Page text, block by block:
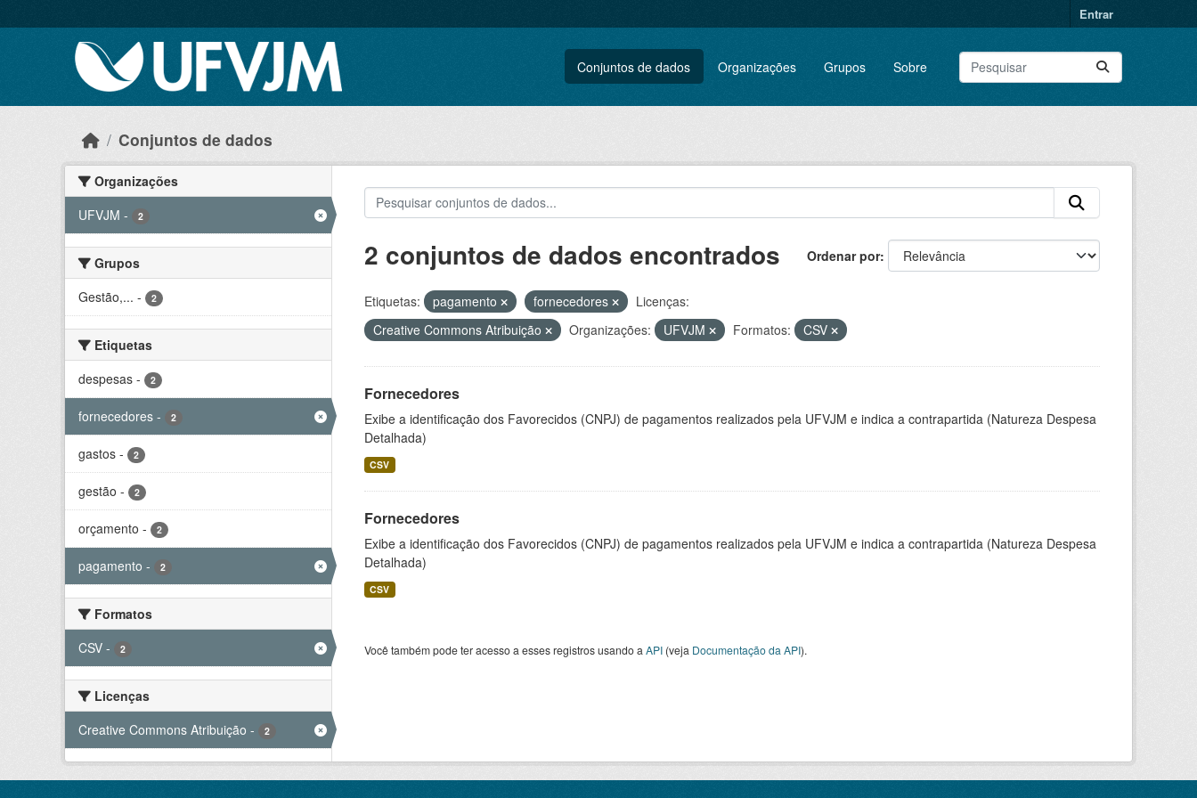
Entrar
Conjuntos de dados Organizações Grupos Sobre
Conjuntos de dados
Organizações
UFVJM - 2
Grupos
Gestão,... - 2
Etiquetas
despesas - 2
fornecedores - 2
gastos - 2
gestão - 2
orçamento - 2
pagamento - 2
Formatos
CSV - 2
Licenças
Creative Commons Atribuição - 2
Ordenar por
2 conjuntos de dados encontrados
Etiquetas: pagamento fornecedores
Licenças:
Creative Commons Atribuição
Organizações: UFVJM Formatos: CSV
Fornecedores
Exibe a identificação dos Favorecidos (CNPJ) de pagamentos realizados pela UFVJM e indica a contrapartida (Natureza Despesa
Detalhada)
CSV
Fornecedores
Exibe a identificação dos Favorecidos (CNPJ) de pagamentos realizados pela UFVJM e indica a contrapartida (Natureza Despesa
Detalhada)
CSV
Você também pode ter acesso a esses registros usando a API(veja Documentação da API).